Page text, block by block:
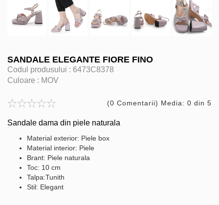
SANDALE ELEGANTE FIORE FINO
Codul produsului : 6473C8378
Culoare : MOV
(0 Comentarii) Media: 0 din 5
Sandale dama din piele naturala
Material exterior: Piele box
Material interior: Piele
Brant: Piele naturala
Toc: 10 cm
Talpa:Tunith
Stil: Elegant